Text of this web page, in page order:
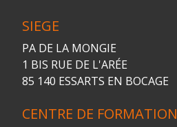
SIEGE
PA DE LA MONGIE
1 BIS RUE DE L'ARÉE
85 140 ESSARTS EN BOCAGE
CENTRE DE FORMATION